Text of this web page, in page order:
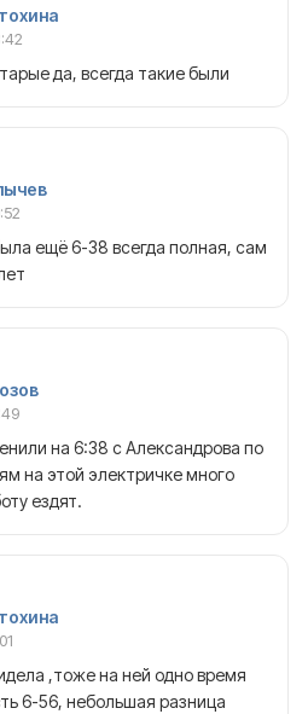
да, всегда такие были
ещё 6-38 всегда полная, сам
на 6:38 с Александрова по
на этой электричке много
ездят.
,тоже на ней одно время
6-56, небольшая разница